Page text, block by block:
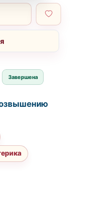
Завершена